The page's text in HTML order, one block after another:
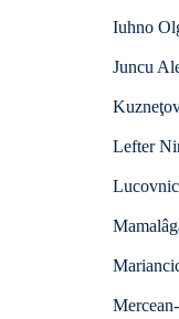
Iuhno
Juncu
Lefter